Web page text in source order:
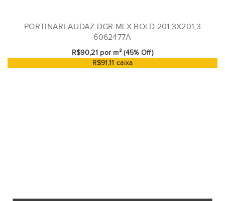
PORTINARI AUDAZ DGR MLX BOLD 201,3X201,3
6062477A
R$90,21 por m² (45% Off)
R$91,11 caixa